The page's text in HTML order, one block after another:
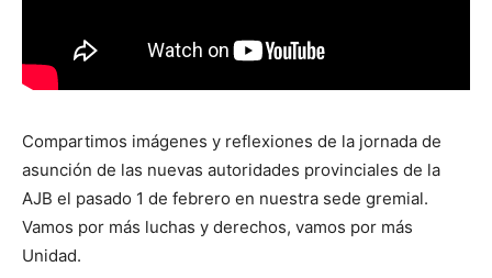
Compartimos imágenes y reflexiones de la jornada de
asunción de las nuevas autoridades provinciales de la
AJB el pasado 1 de febrero en nuestra sede gremial.
Vamos por más luchas y derechos, vamos por más
Unidad.